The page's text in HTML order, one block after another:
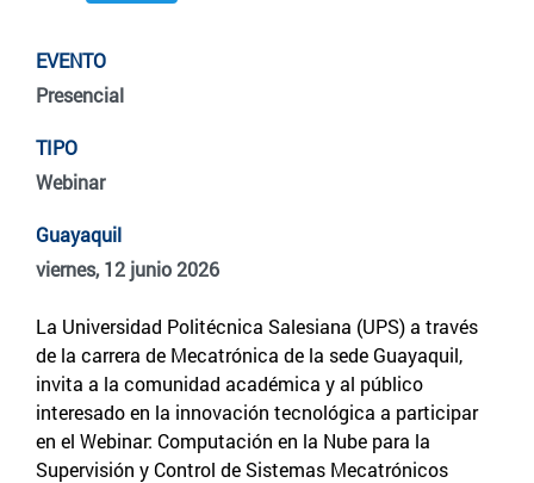
EVENTO
Presencial
TIPO
Webinar
Guayaquil
viernes, 12 junio 2026
La Universidad Politécnica Salesiana (UPS) a través
de la carrera de Mecatrónica de la sede Guayaquil,
invita a la comunidad académica y al público
interesado en la innovación tecnológica a participar
en el Webinar: Computación en la Nube para la
Supervisión y Control de Sistemas Mecatrónicos